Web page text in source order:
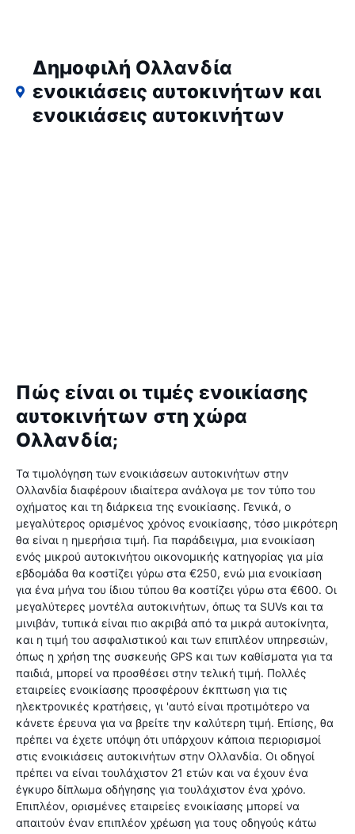
Δημοφιλή Ολλανδία
ενοικιάσεις αυτοκινήτων και
ενοικιάσεις αυτοκινήτων
Πώς είναι οι τιμές ενοικίασης
αυτοκινήτων στη χώρα
Ολλανδία;
Τα τιμολόγηση των ενοικιάσεων αυτοκινήτων στην
Ολλανδία διαφέρουν ιδιαίτερα ανάλογα με τον τύπο του
οχήματος και τη διάρκεια της ενοικίασης. Γενικά, ο
μεγαλύτερος ορισμένος χρόνος ενοικίασης, τόσο μικρότερη
θα είναι η ημερήσια τιμή. Για παράδειγμα, μια ενοικίαση
ενός μικρού αυτοκινήτου οικονομικής κατηγορίας για μία
εβδομάδα θα κοστίζει γύρω στα €250, ενώ μια ενοικίαση
για ένα μήνα του ίδιου τύπου θα κοστίζει γύρω στα €600. Οι
μεγαλύτερες μοντέλα αυτοκινήτων, όπως τα SUVs και τα
μινιβάν, τυπικά είναι πιο ακριβά από τα μικρά αυτοκίνητα,
και η τιμή του ασφαλιστικού και των επιπλέον υπηρεσιών,
όπως η χρήση της συσκευής GPS και των καθίσματα για τα
παιδιά, μπορεί να προσθέσει στην τελική τιμή. Πολλές
εταιρείες ενοικίασης προσφέρουν έκπτωση για τις
ηλεκτρονικές κρατήσεις, γι 'αυτό είναι προτιμότερο να
κάνετε έρευνα για να βρείτε την καλύτερη τιμή. Επίσης, θα
πρέπει να έχετε υπόψη ότι υπάρχουν κάποια περιορισμοί
στις ενοικιάσεις αυτοκινήτων στην Ολλανδία. Οι οδηγοί
πρέπει να είναι τουλάχιστον 21 ετών και να έχουν ένα
έγκυρο δίπλωμα οδήγησης για τουλάχιστον ένα χρόνο.
Επιπλέον, ορισμένες εταιρείες ενοικίασης μπορεί να
απαιτούν έναν επιπλέον χρέωση για τους οδηγούς κάτω